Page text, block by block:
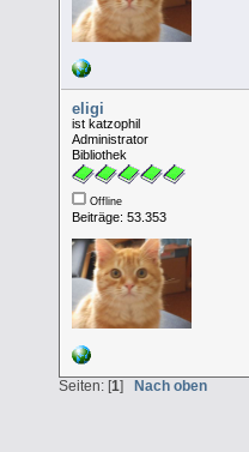
eligi
ist katzophil
Administrator
Bibliothek
Offline
Beiträge: 53.353
Seiten: [1] Nach oben